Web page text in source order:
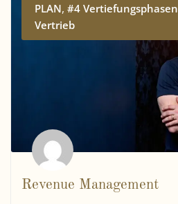
PLAN,#4 Vertiefungsphasen
Vertrieb
Revenue Management